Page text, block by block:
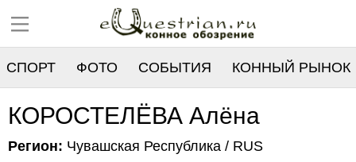
СПОРТ ФОТО СОБЫТИЯ КОННЫЙ РЫНОК
РЕЕСТР
КОРОСТЕЛЁВА Алёна
Регион: Чувашская Республика / RUS